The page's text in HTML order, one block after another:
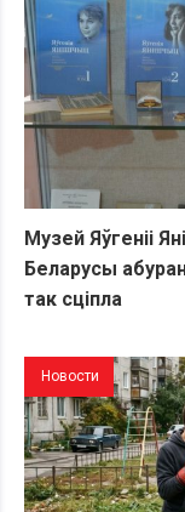
Музей Яўгеніі
Беларусы
так сціпла
Новости